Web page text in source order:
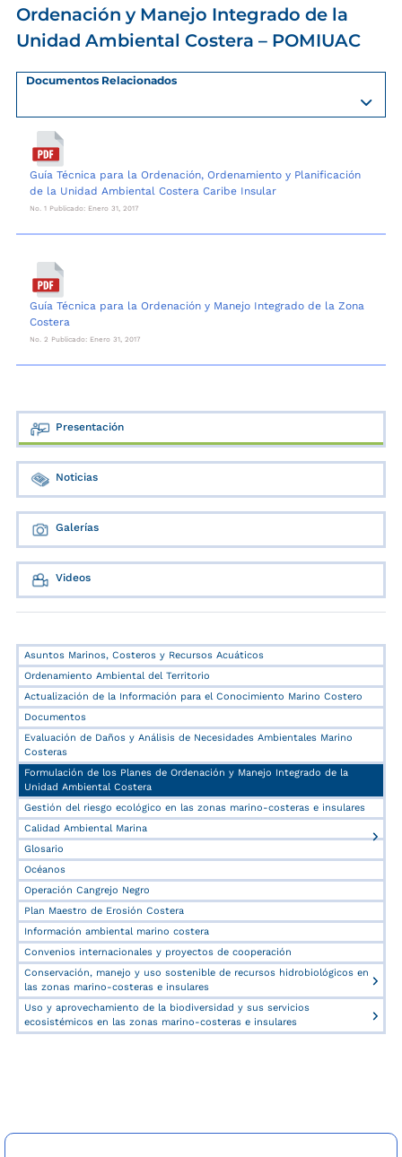
Ordenación y Manejo Integrado de la
Unidad Ambiental Costera – POMIUAC
Documentos Relacionados
Guía Técnica para la Ordenación, Ordenamiento y Planificación
de la Unidad Ambiental Costera Caribe Insular
No. 1 Publicado: Enero 31, 2017
Guía Técnica para la Ordenación y Manejo Integrado de la Zona
Costera
No. 2 Publicado: Enero 31, 2017
Presentación
Noticias
Galerías
Videos
Asuntos Marinos, Costeros y Recursos Acuáticos
Ordenamiento Ambiental del Territorio
Actualización de la Información para el Conocimiento Marino Costero
Documentos
Evaluación de Daños y Análisis de Necesidades Ambientales Marino
Costeras
Formulación de los Planes de Ordenación y Manejo Integrado de la
Unidad Ambiental Costera
Gestión del riesgo ecológico en las zonas marino-costeras e insulares
Calidad Ambiental Marina
Glosario
Océanos
Operación Cangrejo Negro
Plan Maestro de Erosión Costera
Información ambiental marino costera
Convenios internacionales y proyectos de cooperación
Conservación, manejo y uso sostenible de recursos hidrobiológicos en
las zonas marino-costeras e insulares
Uso y aprovechamiento de la biodiversidad y sus servicios
ecosistémicos en las zonas marino-costeras e insulares